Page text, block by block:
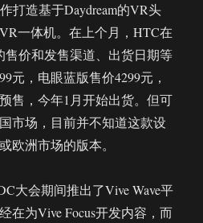
打造基于Daydream的VR头
一体机。在上个月，HTC在
售价和发售渠道、出货日期等
元，电眼蓝版售价4299元，
售，今年1月开始出货。但可
市场，目前并不知道这款设
欧洲市场的版本。
大会期间推出了Vive Wave平
在为Vive Focus开发内容，而